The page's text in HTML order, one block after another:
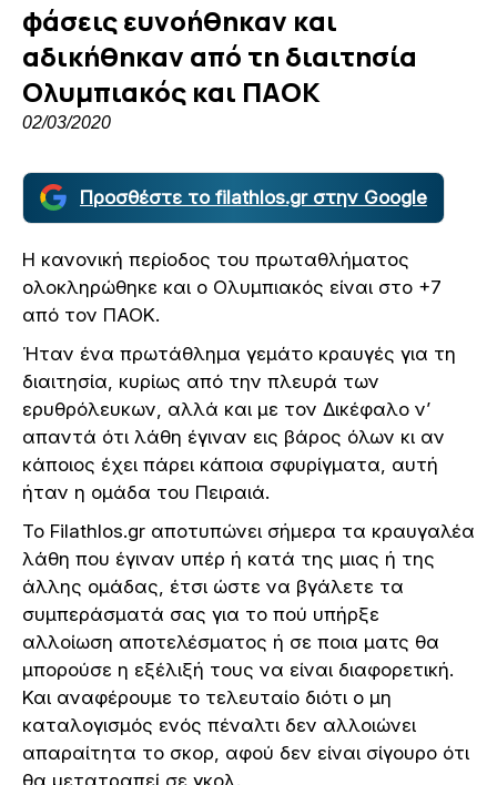
φάσεις ευνοήθηκαν και
αδικήθηκαν από τη διαιτησία
Ολυμπιακός και ΠΑΟΚ
02/03/2020
Προσθέστε το filathlos.gr στην Google
Η κανονική περίοδος του πρωταθλήματος
ολοκληρώθηκε και ο Ολυμπιακός είναι στο +7
από τον ΠΑΟΚ.
Ήταν ένα πρωτάθλημα γεμάτο κραυγές για τη
διαιτησία, κυρίως από την πλευρά των
ερυθρόλευκων, αλλά και με τον Δικέφαλο ν’
απαντά ότι λάθη έγιναν εις βάρος όλων κι αν
κάποιος έχει πάρει κάποια σφυρίγματα, αυτή
ήταν η ομάδα του Πειραιά.
Το Filathlos.gr αποτυπώνει σήμερα τα κραυγαλέα
λάθη που έγιναν υπέρ ή κατά της μιας ή της
άλλης ομάδας, έτσι ώστε να βγάλετε τα
συμπεράσματά σας για το πού υπήρξε
αλλοίωση αποτελέσματος ή σε ποια ματς θα
μπορούσε η εξέλιξή τους να είναι διαφορετική.
Και αναφέρουμε το τελευταίο διότι ο μη
καταλογισμός ενός πέναλτι δεν αλλοιώνει
απαραίτητα το σκορ, αφού δεν είναι σίγουρο ότι
θα μετατραπεί σε γκολ.